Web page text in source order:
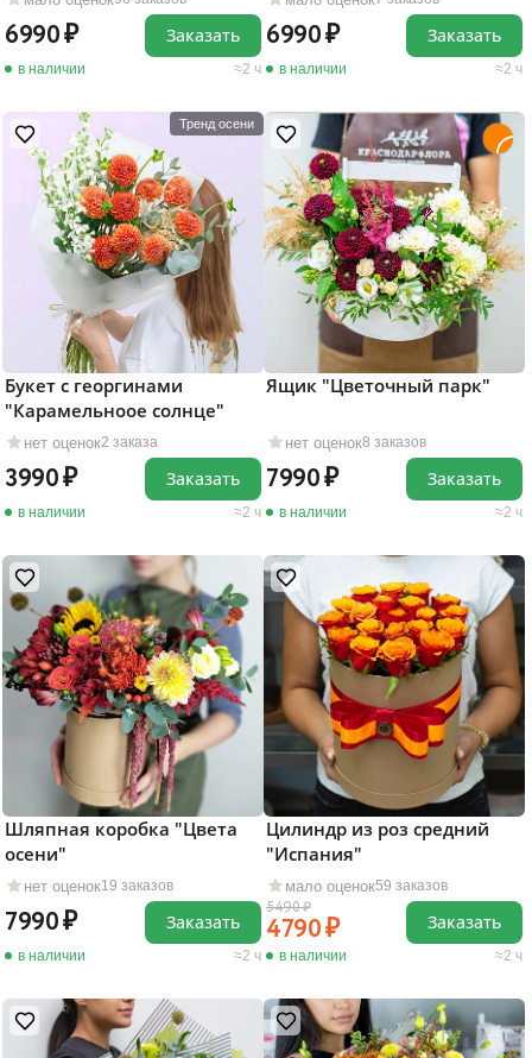
6990
в наличии 2 ч
Заказать 6990
в наличии 2 ч
Заказать
Тренд осени
нет оценок2 заказа
Букет с георгинами
"Карамельноое солнце"
3990
в наличии 2 ч
Заказать
нет оценок8 заказов
Ящик "Цветочный парк"
7990
в наличии 2 ч
Заказать
нет оценок19 заказов
Шляпная коробка "Цвета
осени"
7990
в наличии 2 ч
Заказать
мало оценок59 заказов
Цилиндр из роз средний
"Испания"
5490
4790
в наличии 2 ч
Заказать